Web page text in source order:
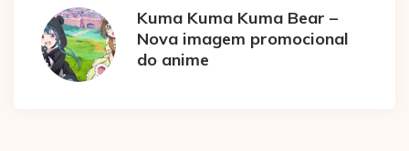
Kuma Kuma Kuma Bear –
Nova imagem promocional
do anime